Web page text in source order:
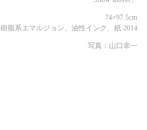
74×97.5cm
樹脂系エマルジョン、油性インク、紙 2014
写真：山口幸一